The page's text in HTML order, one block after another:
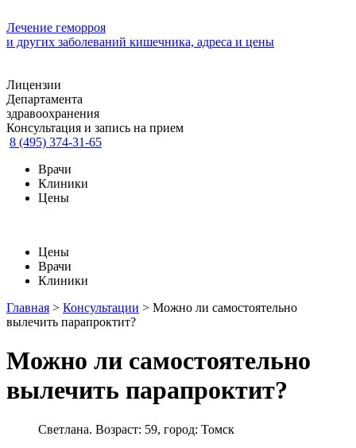
Лечение геморроя
и других заболеваний кишечника, адреса и цены
Лицензии
Департамента
здравоохранения
Консультация и запись на прием
8 (495) 374-31-65
Врачи
Клиники
Цены
Цены
Врачи
Клиники
Главная > Консультации > Можно ли самостоятельно
вылечить парапроктит?
Можно ли самостоятельно
вылечить парапроктит?
Светлана. Возраст: 59, город: Томск